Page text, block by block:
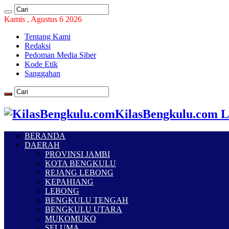
Kamis , Agustus 6 2026
Tentang Kami
Redaksi
Pedoman Media Siber
Kode Etik
Sanggahan
KilasBengkulu.com
BERANDA
DAERAH
PROVINSI JAMBI
KOTA BENGKULU
REJANG LEBONG
KEPAHIANG
LEBONG
BENGKULU TENGAH
BENGKULU UTARA
MUKOMUKO